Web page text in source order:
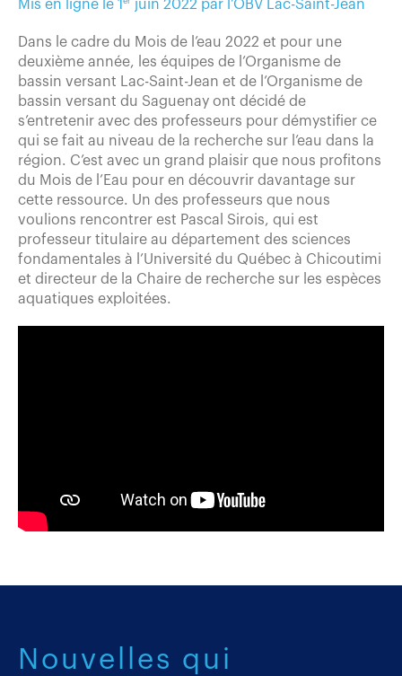
Mis en ligne le 1 juin 2022 par l’OBV Lac-Saint-Jean
Dans le cadre du Mois de l’eau 2022 et pour une
deuxième année, les équipes de l’Organisme de
bassin versant Lac-Saint-Jean et de l’Organisme de
bassin versant du Saguenay ont décidé de
s’entretenir avec des professeurs pour démystifier ce
qui se fait au niveau de la recherche sur l’eau dans la
région. C’est avec un grand plaisir que nous profitons
du Mois de l’Eau pour en découvrir davantage sur
cette ressource. Un des professeurs que nous
voulions rencontrer est Pascal Sirois, qui est
professeur titulaire au département des sciences
fondamentales à l’Université du Québec à Chicoutimi
et directeur de la Chaire de recherche sur les espèces
aquatiques exploitées.
Nouvelles qui